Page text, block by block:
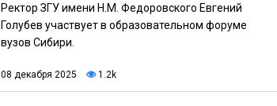
Ректор ЗГУ имени Н.М. Федоровского Евгений
Голубев участвует в образовательном форуме
вузов Сибири.
08 декабря 2025 1.2k